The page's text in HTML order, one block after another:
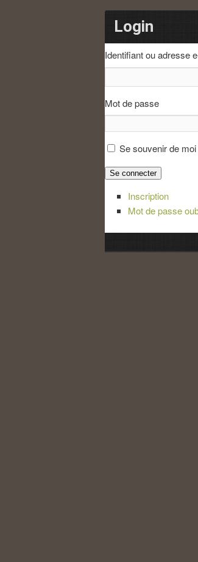
Login
Identifiant ou adresse
Mot de passe
Se souvenir de moi
Se connecter
Inscription
Mot de passe